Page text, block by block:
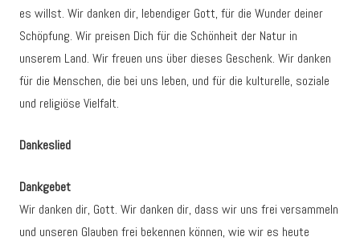
es willst. Wir danken dir, lebendiger Gott, für die Wunder deiner
Schöpfung. Wir preisen Dich für die Schönheit der Natur in
unserem Land. Wir freuen uns über dieses Geschenk. Wir danken
für die Menschen, die bei uns leben, und für die kulturelle, soziale
und religiöse Vielfalt.
Dankeslied
Dankgebet
Wir danken dir, Gott. Wir danken dir, dass wir uns frei versammeln
und unseren Glauben frei bekennen können, wie wir es heute